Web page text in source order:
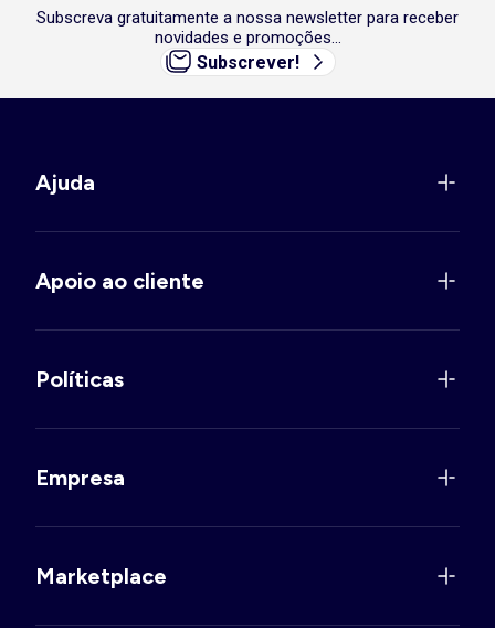
Subscreva gratuitamente a nossa newsletter para receber
novidades e promoções...
Subscrever!
Ajuda
Apoio ao cliente
Políticas
Empresa
Marketplace